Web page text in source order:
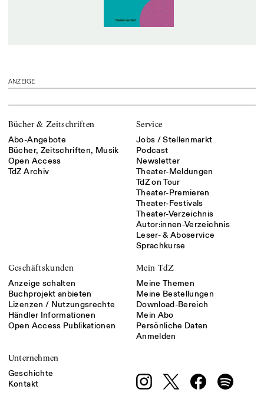
ANZEIGE
Bücher & Zeitschriften
Abo-Angebote
Bücher, Zeitschriften, Musik
Open Access
TdZ Archiv
Service
Jobs / Stellenmarkt
Podcast
Newsletter
Theater-Meldungen
TdZ on Tour
Theater-Premieren
Theater-Festivals
Theater-Verzeichnis
Autor:innen-Verzeichnis
Leser- & Aboservice
Sprachkurse
Geschäftskunden
Anzeige schalten
Buchprojekt anbieten
Lizenzen / Nutzungsrechte
Händler Informationen
Open Access Publikationen
Mein TdZ
Meine Themen
Meine Bestellungen
Download-Bereich
Mein Abo
Persönliche Daten
Anmelden
Unternehmen
Geschichte
Kontakt